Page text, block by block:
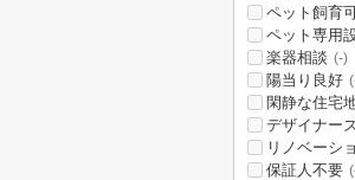
ペット飼育
ペット専用
楽器相談 (-)
陽当り良好
閑静な住宅
デザイナー
リノベーシ
保証人不要